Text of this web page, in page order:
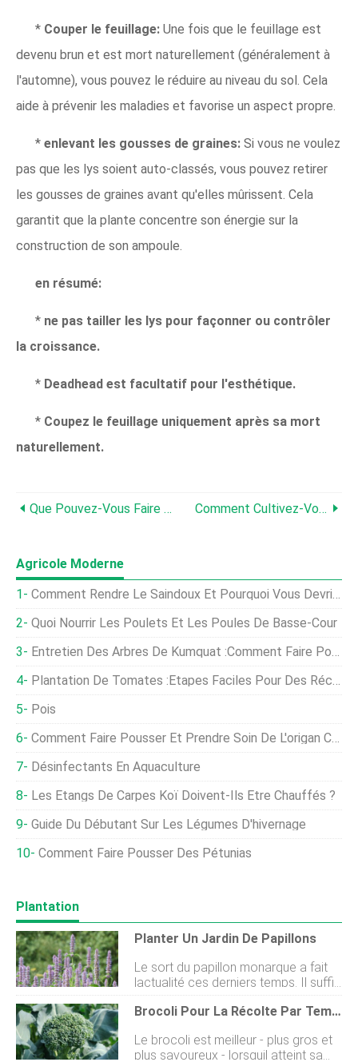
* Couper le feuillage: Une fois que le feuillage est
devenu brun et est mort naturellement (généralement à
l'automne), vous pouvez le réduire au niveau du sol. Cela
aide à prévenir les maladies et favorise un aspect propre.
* enlevant les gousses de graines: Si vous ne voulez
pas que les lys soient auto-classés, vous pouvez retirer
les gousses de graines avant qu'elles mûrissent. Cela
garantit que la plante concentre son énergie sur la
construction de son ampoule.
en résumé:
* ne pas tailler les lys pour façonner ou contrôler
la croissance.
* Deadhead est facultatif pour l'esthétique.
* Coupez le feuillage uniquement après sa mort
naturellement.
Que Pouvez-Vous Faire Pour Essayer De Sauver Une Plante Flétrie? Comment Cultivez-Vous Les Graines De Laitue?
Agricole Moderne
Comment Rendre Le Saindoux Et Pourquoi Vous Devriez Le Faire
Quoi Nourrir Les Poulets Et Les Poules De Basse-Cour
Entretien Des Arbres De Kumquat :comment Faire Pousser Des Kumquats
Plantation De Tomates :étapes Faciles Pour Des Récoltes Exceptionnelles
Pois
Comment Faire Pousser Et Prendre Soin De L'origan Cubain
Désinfectants En Aquaculture
Les Étangs De Carpes Koï Doivent-Ils Être Chauffés ?
Guide Du Débutant Sur Les Légumes D'hivernage
Comment Faire Pousser Des Pétunias
Plantation
Planter Un Jardin De Papillons
Le sort du papillon monarque a fait
lactualité ces derniers temps. Il suffit
de rechercher «papillon monarque»
sur Youtube et vous trouverez des
conservation du monarque. Le
monarque est inhabituel en raison de
Brocoli Pour La Récolte Par Temps Frais
Le brocoli est meilleur - plus gros et
plus savoureux - lorsquil atteint sa